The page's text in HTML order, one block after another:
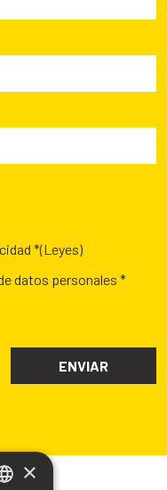
*(Leyes)
datos personales *
×